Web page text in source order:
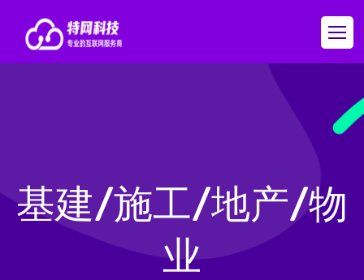
基建/施工/地产/物
业